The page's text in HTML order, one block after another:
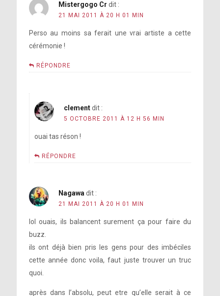
Mistergogo Cr dit :
21 MAI 2011 À 20 H 01 MIN
Perso au moins sa ferait une vrai artiste a cette
cérémonie !
RÉPONDRE
clement dit :
5 OCTOBRE 2011 À 12 H 56 MIN
ouai tas réson !
RÉPONDRE
Nagawa dit :
21 MAI 2011 À 20 H 01 MIN
lol ouais, ils balancent surement ça pour faire du
buzz.
ils ont déjà bien pris les gens pour des imbéciles
cette année donc voila, faut juste trouver un truc
quoi.
après dans l’absolu, peut etre qu’elle serait à ce